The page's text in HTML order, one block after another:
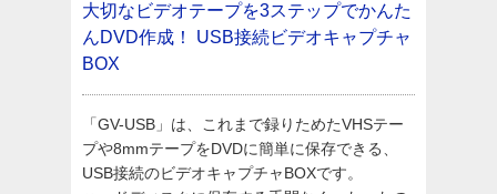
大切なビデオテープを3ステップでかんた
んDVD作成！
USB接続ビデオキャプチャ
BOX
「GV-USB」は、これまで録りためたVHSテー
プや8mmテープをDVDに簡単に保存できる、
USB接続のビデオキャプチャBOXです。